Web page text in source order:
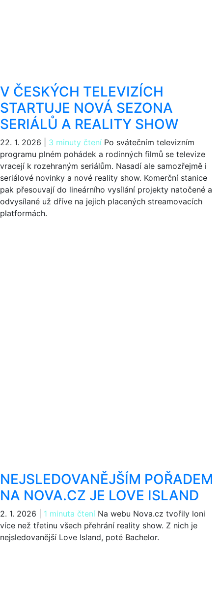
V ČESKÝCH TELEVIZÍCH
STARTUJE NOVÁ SEZONA
SERIÁLŮ A REALITY SHOW
22. 1. 2026 3 minuty čtení Po svátečním televizním
programu plném pohádek a rodinných filmů se televize
vracejí k rozehraným seriálům. Nasadí ale samozřejmě i
seriálové novinky a nové reality show. Komerční stanice
pak přesouvají do lineárního vysílání projekty natočené a
odvysílané už dříve na jejich placených streamovacích
platformách.
NEJSLEDOVANĚJŠÍM POŘADEM
NA NOVA.CZ JE LOVE ISLAND
2. 1. 2026 1 minuta čtení Na webu Nova.cz tvořily loni
více než třetinu všech přehrání reality show. Z nich je
nejsledovanější Love Island, poté Bachelor.